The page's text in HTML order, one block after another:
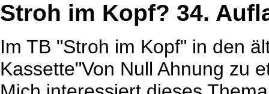
Stroh im Kopf? 34.
Im TB "Stroh im Kopf" in den
Kassette"Von Null Ahnung zu